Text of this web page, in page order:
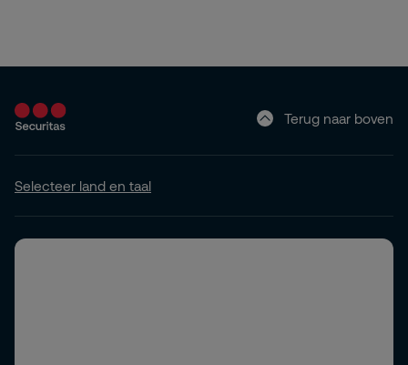
Terug naar boven
Selecteer land en taal